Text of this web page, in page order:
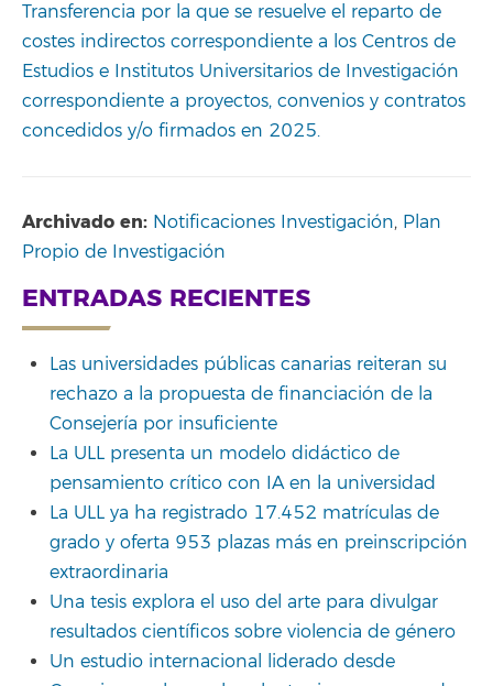
Transferencia por la que se resuelve el reparto de
costes indirectos correspondiente a los Centros de
Estudios e Institutos Universitarios de Investigación
correspondiente a proyectos, convenios y contratos
concedidos y/o firmados en 2025.
Archivado en: Notificaciones Investigación, Plan
Propio de Investigación
ENTRADAS RECIENTES
Las universidades públicas canarias reiteran su
rechazo a la propuesta de financiación de la
Consejería por insuficiente
La ULL presenta un modelo didáctico de
pensamiento crítico con IA en la universidad
La ULL ya ha registrado 17.452 matrículas de
grado y oferta 953 plazas más en preinscripción
extraordinaria
Una tesis explora el uso del arte para divulgar
resultados científicos sobre violencia de género
Un estudio internacional liderado desde